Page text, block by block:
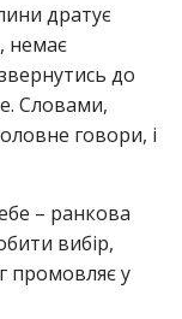
дратує
немає
до
Словами,
говори, і
– ранкова
вибір,
промовляє у